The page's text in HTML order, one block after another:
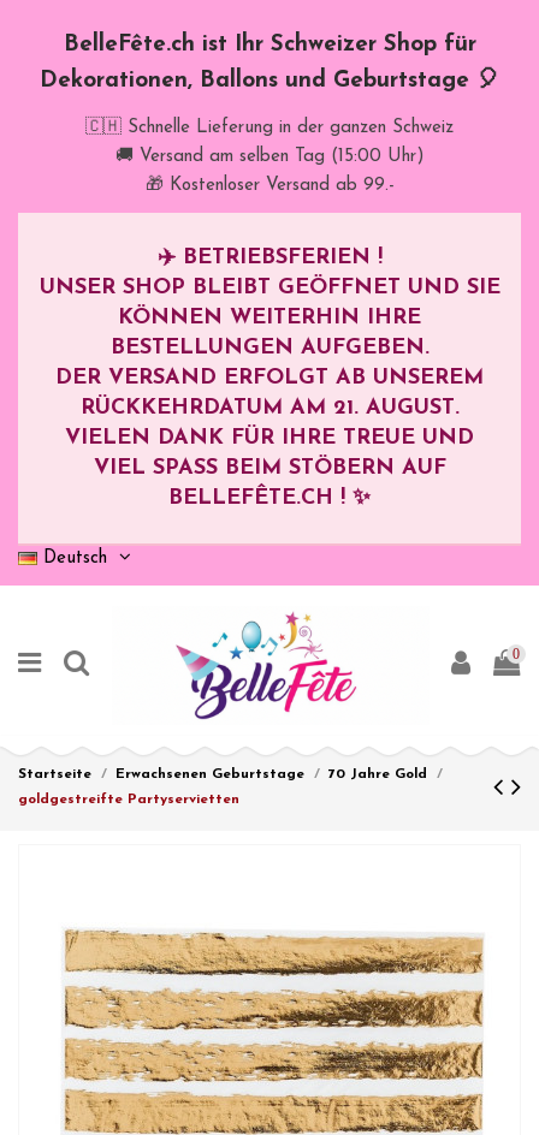
BelleFête.ch ist Ihr Schweizer Shop für
Dekorationen, Ballons und Geburtstage 🎈
🇨🇭 Schnelle Lieferung in der ganzen Schweiz
🚚 Versand am selben Tag (15:00 Uhr)
🎁 Kostenloser Versand ab 99.-
✈️ BETRIEBSFERIEN !
UNSER SHOP BLEIBT GEÖFFNET UND SIE
KÖNNEN WEITERHIN IHRE
BESTELLUNGEN AUFGEBEN.
DER VERSAND ERFOLGT AB UNSEREM
RÜCKKEHRDATUM AM 21. AUGUST.
VIELEN DANK FÜR IHRE TREUE UND
VIEL SPASS BEIM STÖBERN AUF B
ELLEFÊTE.CH ! ✨
Deutsch
0
Startseite Erwachsenen Geburtstage
70 Jahre Gold
goldgestreifte Partyservietten